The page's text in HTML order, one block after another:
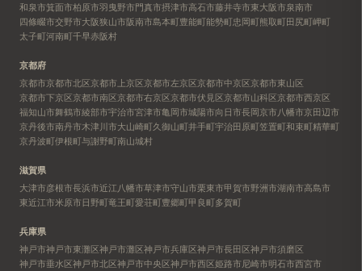
和泉市箕面市柏原市羽曳野市門真市摂津市高石市藤井寺市東大阪市泉南市
四條畷市交野市大阪狭山市阪南市島本町豊能町能勢町忠岡町熊取町田尻町岬町
太子町河南町千早赤阪村
京都府
京都市京都市北区京都市上京区京都市左京区京都市中京区京都市東山区
京都市下京区京都市南区京都市右京区京都市伏見区京都市山科区京都市西京区
福知山市舞鶴市綾部市宇治市宮津市亀岡市城陽市向日市長岡京市八幡市京田辺市
京丹後市南丹市木津川市大山崎町久御山町井手町宇治田原町笠置町和束町精華町
京丹波町伊根町与謝野町南山城村
滋賀県
大津市彦根市長浜市近江八幡市草津市守山市栗東市甲賀市野洲市湖南市高島市
東近江市米原市日野町竜王町愛荘町豊郷町甲良町多賀町
兵庫県
神戸市神戸市東灘区神戸市灘区神戸市兵庫区神戸市長田区神戸市須磨区
神戸市垂水区神戸市北区神戸市中央区神戸市西区姫路市尼崎市明石市西宮市